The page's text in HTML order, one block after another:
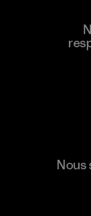
Nous